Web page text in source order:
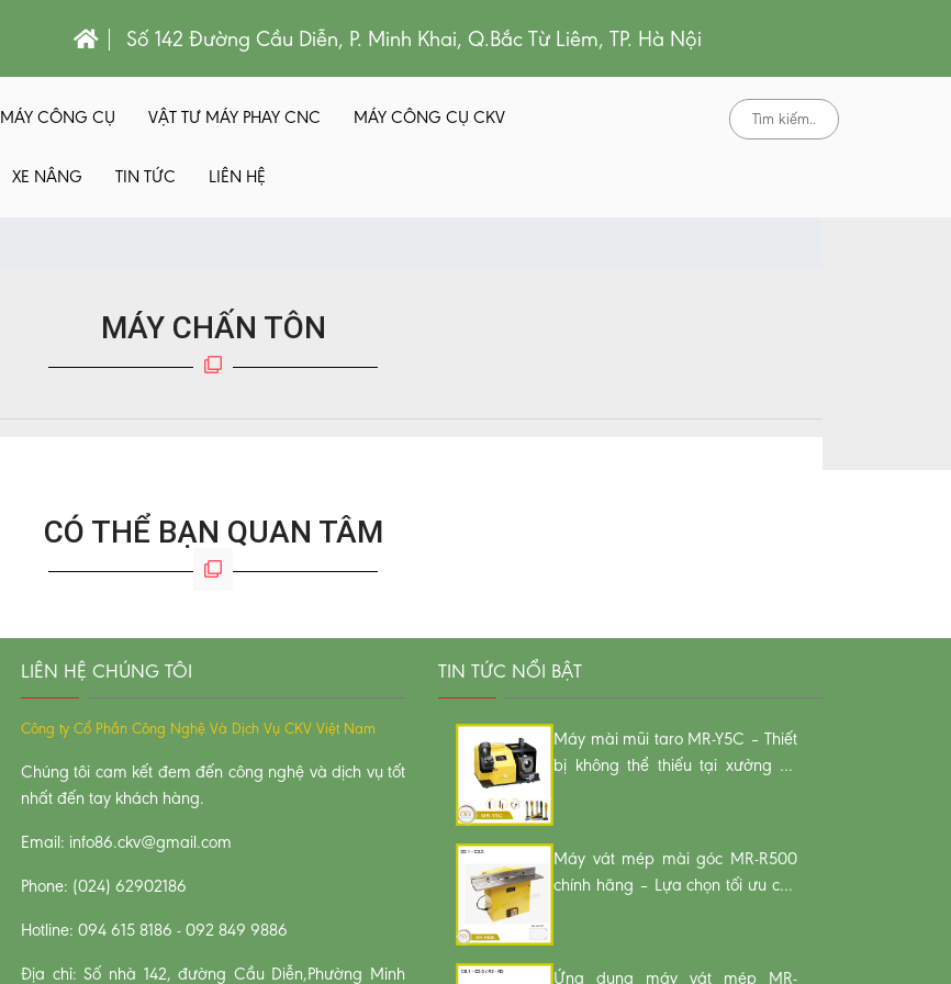
Số 142 Đường Cầu Diễn, P. Minh Khai, Q.Bắc Từ Liêm, TP. Hà Nội
MÁY CÔNG CỤ VẬT TƯ MÁY PHAY CNC MÁY CÔNG CỤ CKV
XE NÂNG TIN TỨC LIÊN HỆ
MÁY CHẤN TÔN
CÓ THỂ BẠN QUAN TÂM
LIÊN HỆ CHÚNG TÔI
Công ty Cổ Phần Công Nghệ Và Dịch Vụ CKV Việt Nam
Chúng tôi cam kết đem đến công nghệ và dịch vụ tốt
nhất đến tay khách hàng.
Email: info86.ckv@gmail.com
Phone: (024) 62902186
Hotline: 094 615 8186 - 092 849 9886
Địa chỉ: Số nhà 142, đường Cầu Diễn,Phường Minh
TIN TỨC NỔI BẬT
Máy mài mũi taro MR-Y5C – Thiết
bị không thể thiếu tại xưởng cơ
Máy vát mép mài góc MR-R500
chính hãng – Lựa chọn tối ưu cho
Ứng dụng máy vát mép MR-